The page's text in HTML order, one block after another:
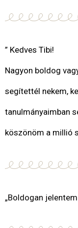
” Kedves Tibi!
Nagyon boldog
segítettél nekem,
tanulmányaimban
köszönöm a millió
„Boldogan